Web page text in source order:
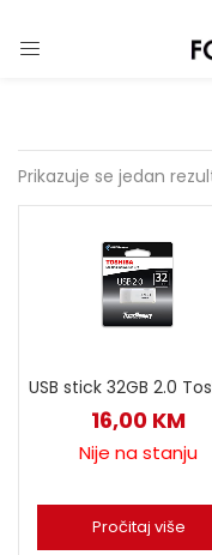
Prikazuje se jedan
USB stick 32GB 2.0
16,00 KM
Nije na stanju
Pročitaj više